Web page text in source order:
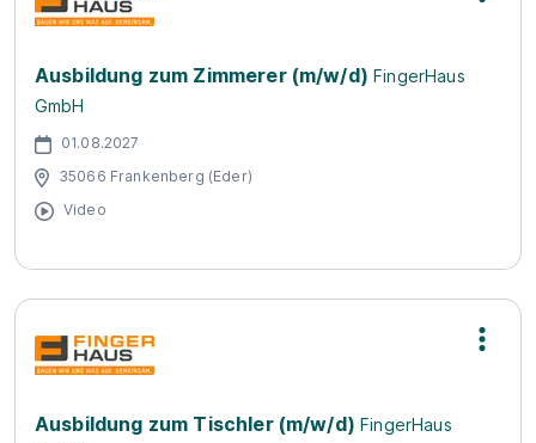
Ausbildung zum Zimmerer (m/w/d) FingerHaus
GmbH
01.08.2027
35066 Frankenberg (Eder)
Video
Ausbildung zum Tischler (m/w/d) FingerHaus